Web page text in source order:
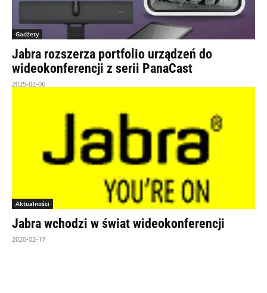
Gadżety
Jabra rozszerza portfolio urządzeń do
wideokonferencji z serii PanaCast
2025-02-06
Aktualności
Jabra wchodzi w świat wideokonferencji
2020-02-17